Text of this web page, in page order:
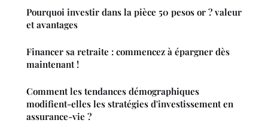
Pourquoi investir dans la pièce 50 pesos or ? valeur
et avantages
Financer sa retraite : commencez à épargner dès
maintenant !
Comment les tendances démographiques
modifient-elles les stratégies d'investissement en
assurance-vie ?